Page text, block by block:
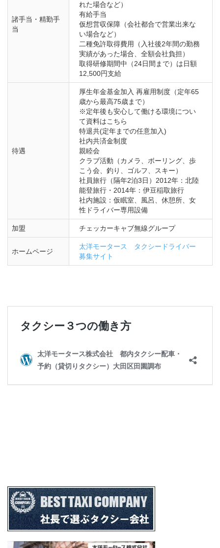
諸手当・精勤手
当
れた場合など）
有給手当
仮想営収保障（会社都合で営業出来な
い場合など）
二種免許取得費用（入社後2年間の勤務
実績があった場合、全額会社負担）
取得研修期間中（24日間まで）は日額
12,500円支給
待遇
厚生年金基金加入 再雇用制度（定年65
歳から最高75歳まで）
※定年後も安心して働ける環境につい
て資料はこちら
特退共(定年までの任意加入)
社内共済金制度
親睦会
クラブ活動（カメラ、ボーリング、歩
こう会、釣り、ゴルフ、スキー）
社員旅行（隔年2泊3日）2012年：北陸
能登旅行・2014年：伊豆稲取旅行
社内施設：仮眠室、風呂、休憩所、女
性ドライバー専用設備
加盟 チェッカーキャブ無線グループ
ホームページ
太洋モータース　タクシードライバー
募集サイト